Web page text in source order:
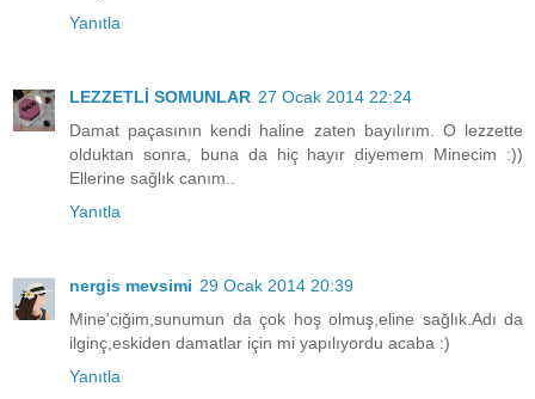
Yanıtla
LEZZETLİ SOMUNLAR 27 Ocak 2014 22:24
Damat paçasının kendi haline zaten bayılırım. O lezzette
olduktan sonra, buna da hiç hayır diyemem Minecim :))
Ellerine sağlık canım..
Yanıtla
nergis mevsimi 29 Ocak 2014 20:39
Mine'ciğim,sunumun da çok hoş olmuş,eline sağlık.Adı da
ilginç,eskiden damatlar için mi yapılıyordu acaba :)
Yanıtla